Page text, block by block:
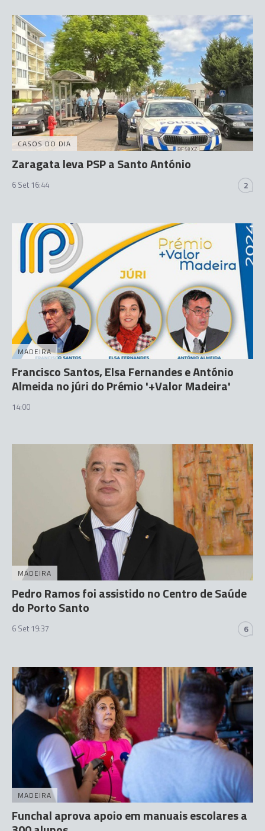
CASOS DO DIA
Zaragata leva PSP a Santo António
6 Set 16:44 2
MADEIRA
Francisco Santos, Elsa Fernandes e António
Almeida no júri do Prémio '+Valor Madeira'
14:00
MADEIRA
Pedro Ramos foi assistido no Centro de Saúde
do Porto Santo
6 Set 19:37 6
MADEIRA
Funchal aprova apoio em manuais escolares a